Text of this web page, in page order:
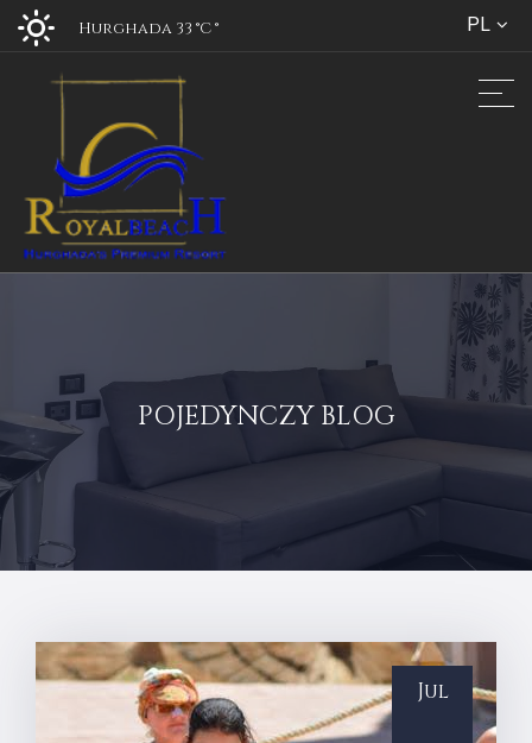
Hurghada 33 °C° PL
POJEDYNCZY BLOG
Jul